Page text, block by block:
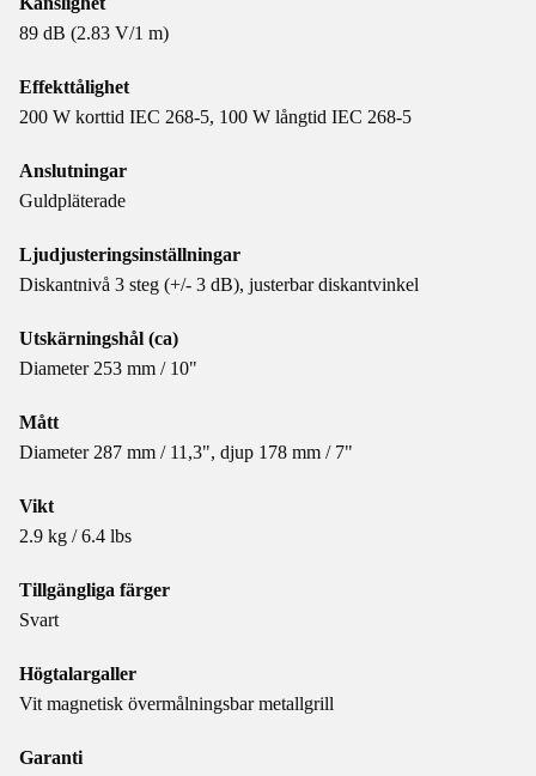
89 dB (2.83 V/1 m)
Effekttålighet
200 W korttid IEC 268-5, 100 W långtid IEC 268-5
Anslutningar
Guldpläterade
Ljudjusteringsinställningar
Diskantnivå 3 steg (+/- 3 dB), justerbar diskantvinkel
Utskärningshål (ca)
Diameter 253 mm / 10"
Mått
Diameter 287 mm / 11,3", djup 178 mm / 7"
Vikt
2.9 kg / 6.4 lbs
Tillgängliga färger
Svart
Högtalargaller
Vit magnetisk övermålningsbar metallgrill
Garanti